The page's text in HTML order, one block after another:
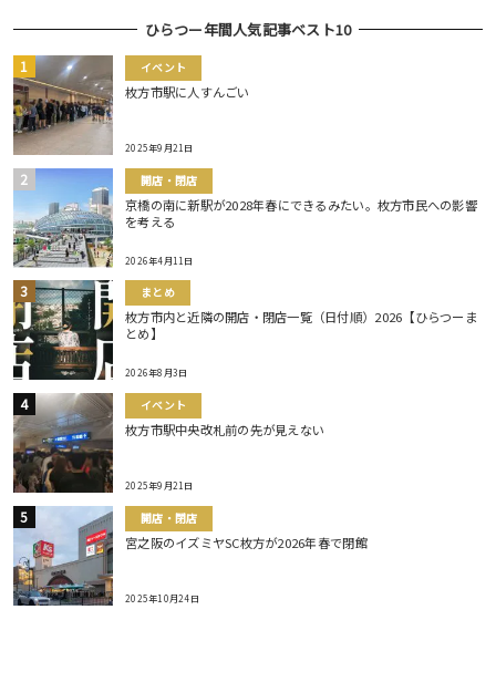
ひらつー年間人気記事ベスト10
イベント
枚方市駅に人すんごい
2025年9月21日
開店・閉店
京橋の南に新駅が2028年春にできるみたい。枚方市民への影響
を考える
2026年4月11日
まとめ
枚方市内と近隣の開店・閉店一覧（日付順）2026【ひらつーま
とめ】
2026年8月3日
イベント
枚方市駅中央改札前の先が見えない
2025年9月21日
開店・閉店
宮之阪のイズミヤSC枚方が2026年春で閉館
2025年10月24日